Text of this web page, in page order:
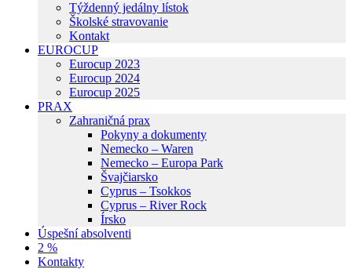
Týždenný jedálny lístok
Školské stravovanie
Kontakt
EUROCUP
Eurocup 2023
Eurocup 2024
Eurocup 2025
PRAX
Zahraničná prax
Pokyny a dokumenty
Nemecko – Waren
Nemecko – Europa Park
Švajčiarsko
Cyprus – Tsokkos
Cyprus – River Rock
Írsko
Úspešní absolventi
2 %
Kontakty